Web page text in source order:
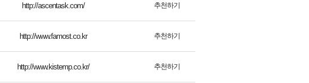
http://ascentask.com/ 추천하기
http://www.famost.co.kr 추천하기
http://www.kistemp.co.kr/ 추천하기